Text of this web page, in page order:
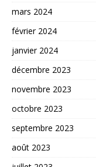
mars 2024
février 2024
janvier 2024
décembre 2023
novembre 2023
octobre 2023
septembre 2023
août 2023